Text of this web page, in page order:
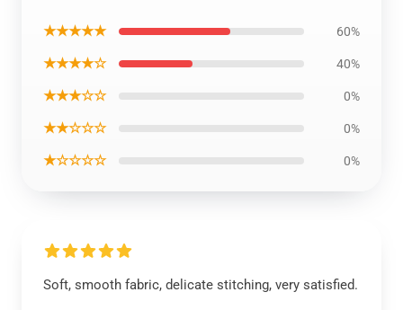
★★★★★ 60%
★★★★☆ 40%
★★★☆☆ 0%
★★☆☆☆ 0%
★☆☆☆☆ 0%
Soft, smooth fabric, delicate stitching, very satisfied.